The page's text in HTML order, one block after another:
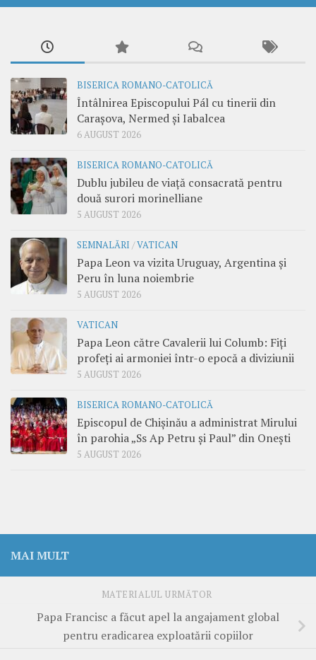
BISERICA ROMANO-CATOLICĂ
Întâlnirea Episcopului Pál cu tinerii din
Carașova, Nermed și Iabalcea
6 AUGUST 2026
BISERICA ROMANO-CATOLICĂ
Dublu jubileu de viață consacrată pentru
două surori morinelliane
5 AUGUST 2026
SEMNALĂRI /VATICAN
Papa Leon va vizita Uruguay, Argentina și
Peru în luna noiembrie
5 AUGUST 2026
VATICAN
Papa Leon către Cavalerii lui Columb: Fiți
profeți ai armoniei într-o epocă a diviziunii
5 AUGUST 2026
BISERICA ROMANO-CATOLICĂ
Episcopul de Chișinău a administrat Mirului
în parohia „Ss Ap Petru și Paul” din Onești
5 AUGUST 2026
MAI MULT
MATERIALUL URMĂTOR
Papa Francisc a făcut apel la angajament global
pentru eradicarea exploatării copiilor